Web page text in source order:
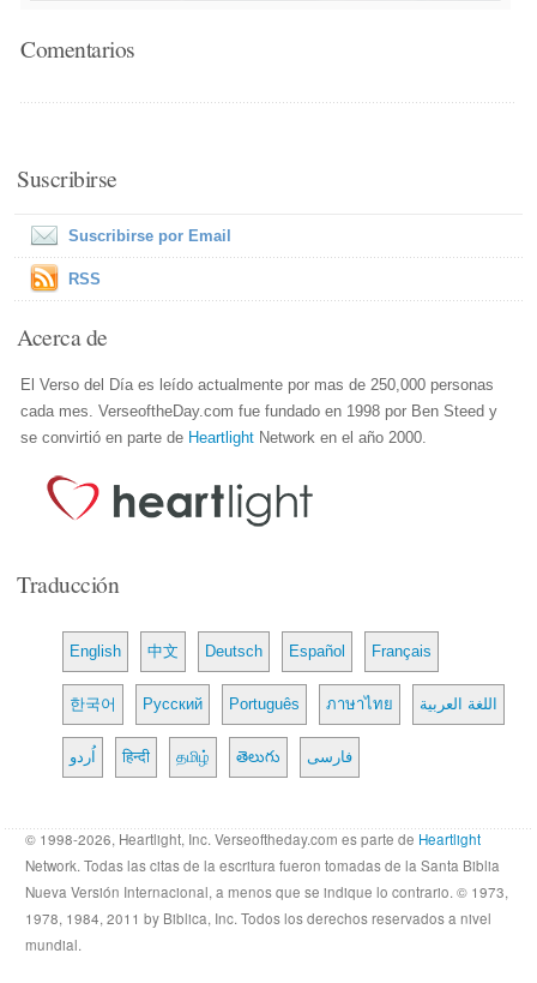
Comentarios
Suscribirse
Suscribirse por Email
RSS
Acerca de
El Verso del Día es leído actualmente por mas de 250,000 personas
cada mes. VerseoftheDay.com fue fundado en 1998 por Ben Steed y
se convirtió en parte de Heartlight Network en el año 2000.
Traducción
English 中文 Deutsch Español Français
한국어 Русский Português ภาษาไทย اللغة العربية
اُردو हिन्दी தமிழ் తెలుగు فارسی
© 1998-2026, Heartlight, Inc. Verseoftheday.com es parte de Heartlight
Network. Todas las citas de la escritura fueron tomadas de la Santa Biblia
Nueva Versión Internacional, a menos que se indique lo contrario. © 1973,
1978, 1984, 2011 by Biblica, Inc. Todos los derechos reservados a nivel
mundial.